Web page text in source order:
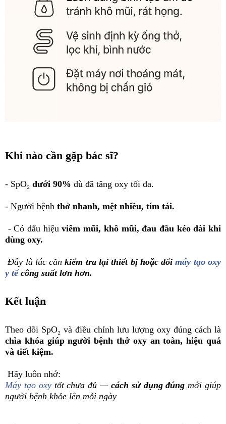
Khi nào cần gặp bác sĩ?
- SpO₂ dưới 90% dù đã tăng oxy tối đa.
- Người bệnh thở nhanh, mệt nhiều, tím tái.
- Có dấu hiệuviêm mũi, khô mũi, đau đầu kéo dài khi
dùng oxy.
Đây là lúc cầnkiểm tra lại thiết bị hoặc đổimáy tạo oxy
y tếcông suất lơn hơn.
Kết luận
Theo dõi SpO₂ và điều chỉnh lưu lượng oxy đúng cách là
chìa khóa giúp người bệnh thở oxy an toàn, hiệu quả
và tiết kiệm.
Hãy luôn nhớ:
Máy tạo oxytốt chưa đủ — cách sử dụng đúng mới giúp
người bệnh khỏe lên mỗi ngày